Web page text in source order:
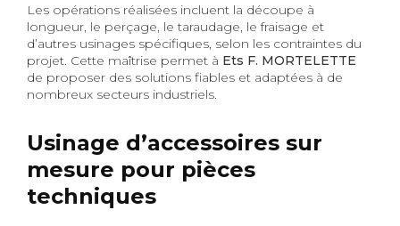
Les opérations réalisées incluent la découpe à
longueur, le perçage, le taraudage, le fraisage et
d’autres usinages spécifiques, selon les contraintes du
projet. Cette maîtrise permet à Ets F. MORTELETTE
de proposer des solutions fiables et adaptées à de
nombreux secteurs industriels.
Usinage d’accessoires sur
mesure pour pièces
techniques